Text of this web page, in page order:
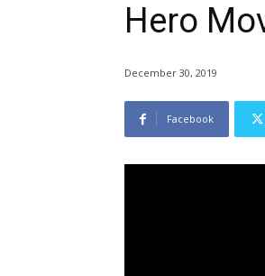
Hero
December 30, 2019
Facebook